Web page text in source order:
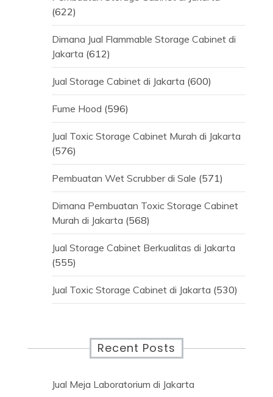
(622)
Dimana Jual Flammable Storage Cabinet di
Jakarta (612)
Jual Storage Cabinet di Jakarta (600)
Fume Hood (596)
Jual Toxic Storage Cabinet Murah di Jakarta
(576)
Pembuatan Wet Scrubber di Sale (571)
Dimana Pembuatan Toxic Storage Cabinet
Murah di Jakarta (568)
Jual Storage Cabinet Berkualitas di Jakarta
(555)
Jual Toxic Storage Cabinet di Jakarta (530)
Recent Posts
Jual Meja Laboratorium di Jakarta